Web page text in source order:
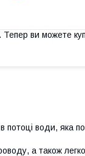
Тепер ви можете
потоці води, яка
а також легко